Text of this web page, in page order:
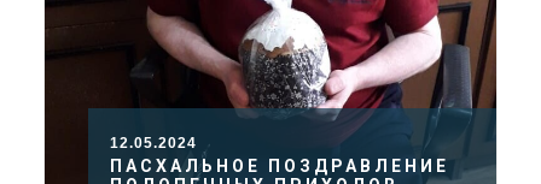
12.05.2024
ПАСХАЛЬНОЕ ПОЗДРАВЛЕНИЕ